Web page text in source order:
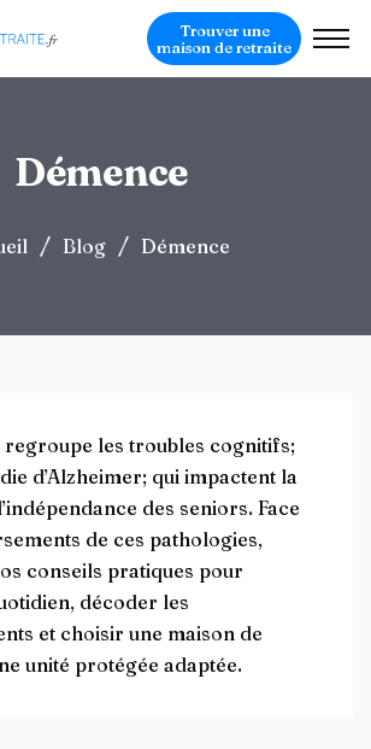
Trouver une
maison de retraite
Démence
/ Blog / Démence
regroupe les troubles cognitifs;
d’Alzheimer; qui impactent la
des seniors. Face
de ces pathologies,
conseils pratiques pour
décoder les
et choisir une maison de
unité protégée adaptée.